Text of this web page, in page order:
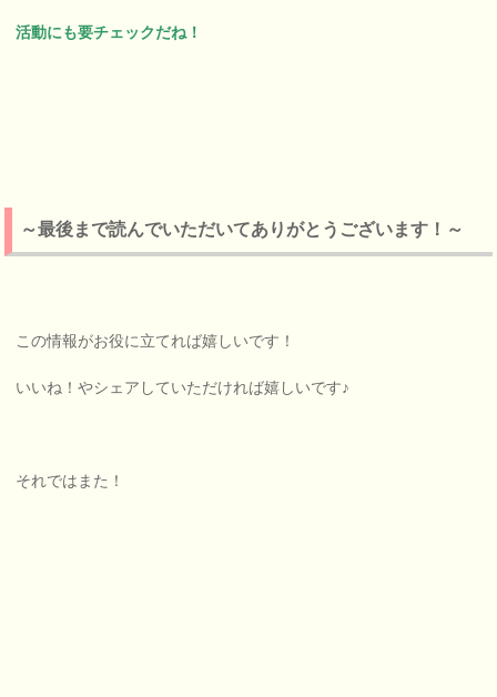
活動にも要チェックだね！
～最後まで読んでいただいてありがとうございます！～
この情報がお役に立てれば嬉しいです！
いいね！やシェアしていただければ嬉しいです♪
それではまた！